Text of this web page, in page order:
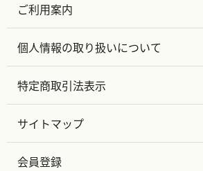
ご利用案内
個人情報の取り扱いについて
特定商取引法表示
サイトマップ
会員登録